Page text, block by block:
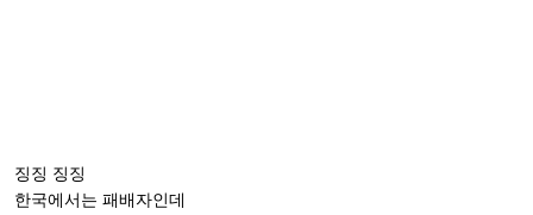
징징 징징
한국에서는 패배자인데